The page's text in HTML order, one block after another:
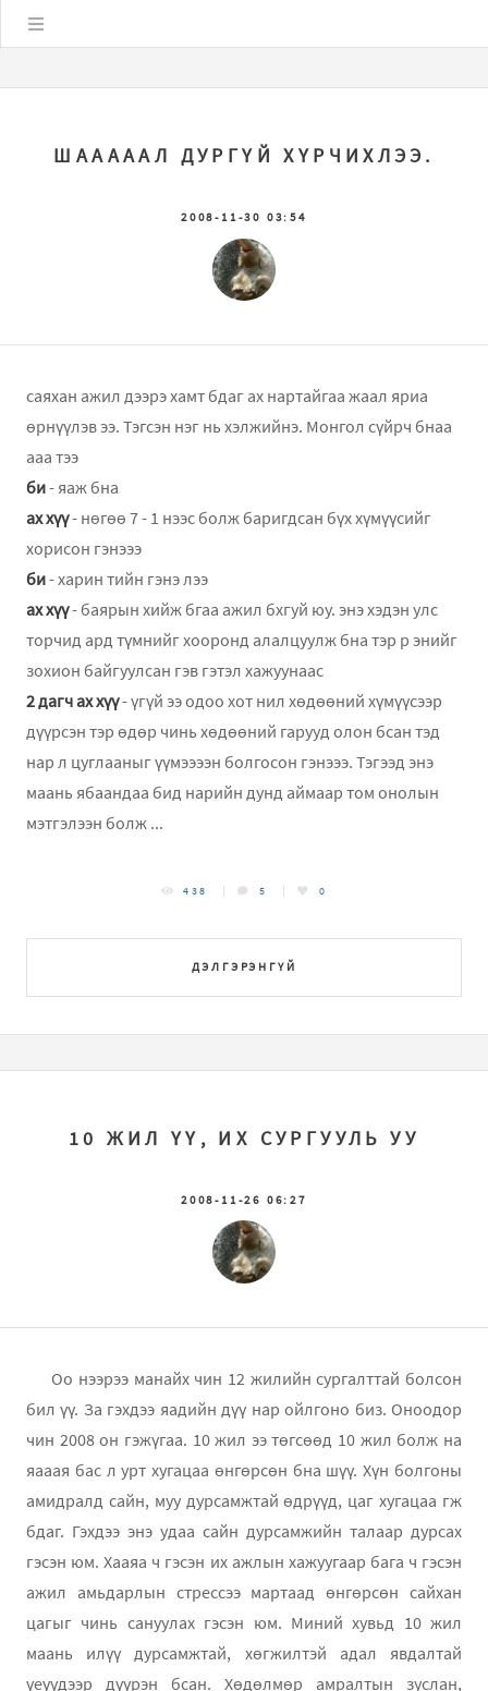
ШАААААЛ ДУРГҮЙ ХҮРЧИХЛЭЭ.
2008-11-30 03:54
саяхан ажил дээрэ хамт бдаг ах нартайгаа жаал яриа
өрнүүлэв ээ. Тэгсэн нэг нь хэлжийнэ. Монгол сүйрч бнаа
ааа тээ
би- яаж бна
ах хүү- нөгөө 7 - 1 нээс болж баригдсан бүх хүмүүсийг
хорисон гэнэээ
би- харин тийн гэнэ лээ
ах хүү- баярын хийж бгаа ажил бхгуй юу. энэ хэдэн улс
торчид ард түмнийг хооронд алалцуулж бна тэр р энийг
зохион байгуулсан гэв гэтэл хажуунаас
2 дагч ах xүү- үгүй ээ одоо хот нил хөдөөний xүмүүсээр
дүүрсэн тэр өдөр чинь хөдөөний гарууд олон бсан тэд
нар л цуглааныг үүмээээн болгосон гэнэээ. Тэгээд энэ
маань ябаандаа бид нарийн дунд аймаар том онолын
мэтгэлээн болж ...
ДЭЛГЭРЭНГҮЙ
438 5 0
10 ЖИЛ ҮҮ, ИХ СУРГУУЛЬ УУ
2008-11-26 06:27
Оо нээрээ манайх чин 12 жилийн сургалттай болсон
бил үү. За гэхдээ яадийн дүү нар ойлгоно биз. Оноодор
чин 2008 он гэжүгаа. 10 жил ээ төгсөөд 10 жил болж на
яааая бас л урт хугацаа өнгөрсөн бна шүү. Хүн болгоны
амидралд сайн, муу дурсамжтай өдрүүд, цаг хугацаа гж
бдаг. Гэхдээ энэ удаа сайн дурсамжийн талаар дурсах
гэсэн юм. Хааяа ч гэсэн их ажлын хажуугаар бага ч гэсэн
ажил амьдарлын стрессээ мартаад өнгөрсөн сайхан
цагыг чинь сануулах гэсэн юм. Миний хувьд 10 жил
маань илүү дурсамжтай, хөгжилтэй адал явдалтай
үеүүдээр дүүрэн бсан. Хөдөлмөр амралтын зуслан,